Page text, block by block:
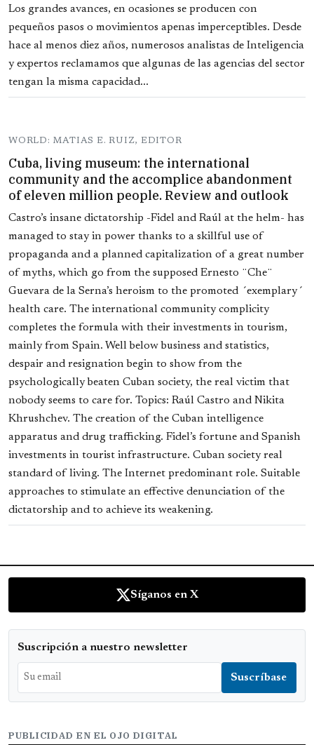
Los grandes avances, en ocasiones se producen con
pequeños pasos o movimientos apenas imperceptibles. Desde
hace al menos diez años, numerosos analistas de Inteligencia
y expertos reclamamos que algunas de las agencias del sector
tengan la misma capacidad...
WORLD: MATIAS E. RUIZ, EDITOR
Cuba, living museum: the international
community and the accomplice abandonment
of eleven million people. Review and outlook
Castro’s insane dictatorship -Fidel and Raúl at the helm- has
managed to stay in power thanks to a skillful use of
propaganda and a planned capitalization of a great number
of myths, which go from the supposed Ernesto ¨Che¨
Guevara de la Serna’s heroism to the promoted ´exemplary´
health care. The international community complicity
completes the formula with their investments in tourism,
mainly from Spain. Well below business and statistics,
despair and resignation begin to show from the
psychologically beaten Cuban society, the real victim that
nobody seems to care for. Topics: Raúl Castro and Nikita
Khrushchev. The creation of the Cuban intelligence
apparatus and drug trafficking. Fidel’s fortune and Spanish
investments in tourist infrastructure. Cuban society real
standard of living. The Internet predominant role. Suitable
approaches to stimulate an effective denunciation of the
dictatorship and to achieve its weakening.
Síganos en X
Suscripción a nuestro newsletter
PUBLICIDAD EN EL OJO DIGITAL